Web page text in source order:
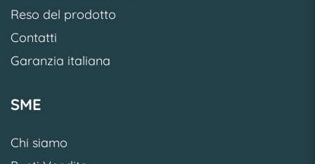
Reso del prodotto
Contatti
Garanzia italiana
SME
Chi siamo